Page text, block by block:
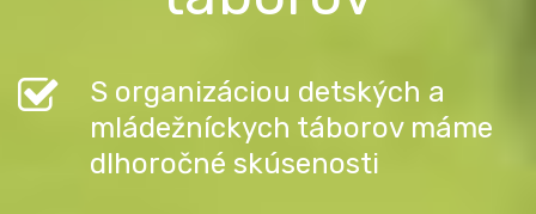
S organizáciou detských a
mládežníckych táborov máme
dlhoročné skúsenosti